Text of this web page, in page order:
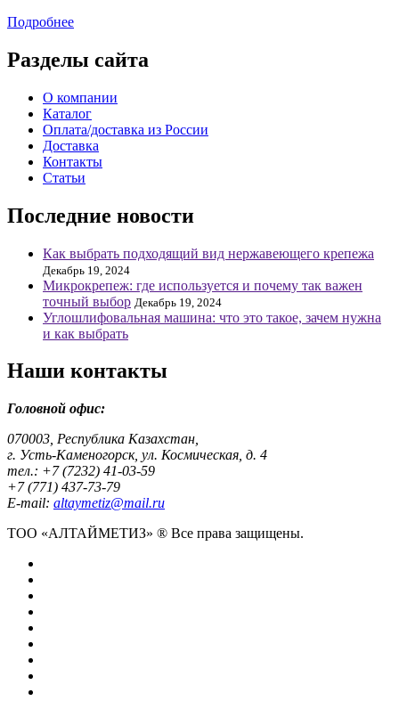
Подробнее
Разделы сайта
О компании
Каталог
Оплата/доставка из России
Доставка
Контакты
Статьи
Последние новости
Как выбрать подходящий вид нержавеющего крепежа
Декабрь 19, 2024
Микрокрепеж: где используется и почему так важен
точный выбор Декабрь 19, 2024
Углошлифовальная машина: что это такое, зачем нужна
и как выбрать
Наши контакты
Головной офис:
070003, Республика Казахстан,
г. Усть-Каменогорск, ул. Космическая, д. 4
тел.: +7 (7232) 41-03-59
+7 (771) 437-73-79
E-mail: altaymetiz@mail.ru
ТОО «АЛТАЙМЕТИЗ» ® Все права защищены.